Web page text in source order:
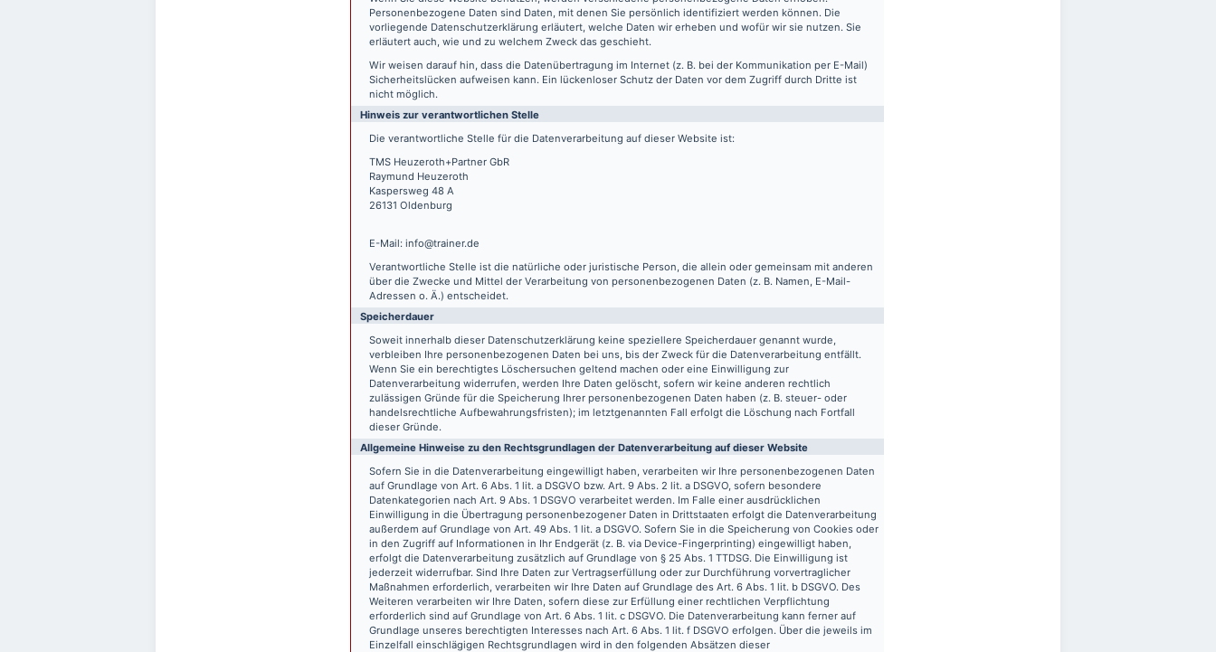
Personenbezogene Daten sind Daten, mit denen Sie persönlich identifiziert werden können. Die
vorliegende Datenschutzerklärung erläutert, welche Daten wir erheben und wofür wir sie nutzen. Sie
erläutert auch, wie und zu welchem Zweck das geschieht.
Wir weisen darauf hin, dass die Datenübertragung im Internet (z. B. bei der Kommunikation per E-Mail)
Sicherheitslücken aufweisen kann. Ein lückenloser Schutz der Daten vor dem Zugriff durch Dritte ist
nicht möglich.
Hinweis zur verantwortlichen Stelle
Die verantwortliche Stelle für die Datenverarbeitung auf dieser Website ist:
TMS Heuzeroth+Partner GbR
Raymund Heuzeroth
Kaspersweg 48 A
26131 Oldenburg
E-Mail: info@trainer.de
Verantwortliche Stelle ist die natürliche oder juristische Person, die allein oder gemeinsam mit anderen
über die Zwecke und Mittel der Verarbeitung von personenbezogenen Daten (z. B. Namen, E-Mail-
Adressen o. Ä.) entscheidet.
Speicherdauer
Soweit innerhalb dieser Datenschutzerklärung keine speziellere Speicherdauer genannt wurde,
verbleiben Ihre personenbezogenen Daten bei uns, bis der Zweck für die Datenverarbeitung entfällt.
Wenn Sie ein berechtigtes Löschersuchen geltend machen oder eine Einwilligung zur
Datenverarbeitung widerrufen, werden Ihre Daten gelöscht, sofern wir keine anderen rechtlich
zulässigen Gründe für die Speicherung Ihrer personenbezogenen Daten haben (z. B. steuer- oder
handelsrechtliche Aufbewahrungsfristen); im letztgenannten Fall erfolgt die Löschung nach Fortfall
dieser Gründe.
Allgemeine Hinweise zu den Rechtsgrundlagen der Datenverarbeitung auf dieser Website
Sofern Sie in die Datenverarbeitung eingewilligt haben, verarbeiten wir Ihre personenbezogenen Daten
auf Grundlage von Art. 6 Abs. 1 lit. a DSGVO bzw. Art. 9 Abs. 2 lit. a DSGVO, sofern besondere
Datenkategorien nach Art. 9 Abs. 1 DSGVO verarbeitet werden. Im Falle einer ausdrücklichen
Einwilligung in die Übertragung personenbezogener Daten in Drittstaaten erfolgt die Datenverarbeitung
außerdem auf Grundlage von Art. 49 Abs. 1 lit. a DSGVO. Sofern Sie in die Speicherung von Cookies oder
in den Zugriff auf Informationen in Ihr Endgerät (z. B. via Device-Fingerprinting) eingewilligt haben,
erfolgt die Datenverarbeitung zusätzlich auf Grundlage von § 25 Abs. 1 TTDSG. Die Einwilligung ist
jederzeit widerrufbar. Sind Ihre Daten zur Vertragserfüllung oder zur Durchführung vorvertraglicher
Maßnahmen erforderlich, verarbeiten wir Ihre Daten auf Grundlage des Art. 6 Abs. 1 lit. b DSGVO. Des
Weiteren verarbeiten wir Ihre Daten, sofern diese zur Erfüllung einer rechtlichen Verpflichtung
erforderlich sind auf Grundlage von Art. 6 Abs. 1 lit. c DSGVO. Die Datenverarbeitung kann ferner auf
Grundlage unseres berechtigten Interesses nach Art. 6 Abs. 1 lit. f DSGVO erfolgen. Über die jeweils im
Einzelfall einschlägigen Rechtsgrundlagen wird in den folgenden Absätzen dieser